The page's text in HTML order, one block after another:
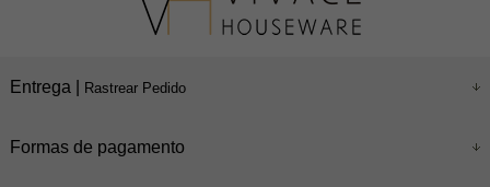
Entrega | Rastrear Pedido
Formas de pagamento